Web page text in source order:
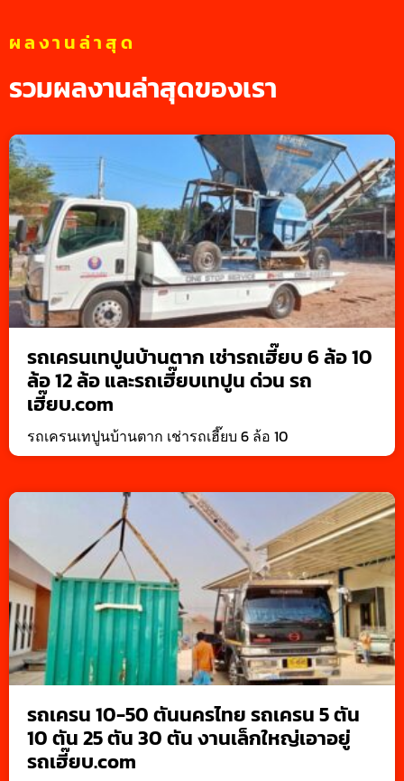
ผลงานล่าสุด
รวมผลงานล่าสุดของเรา
รถเครนเทปูนบ้านตาก เช่ารถเฮี๊ยบ 6 ล้อ 10
ล้อ 12 ล้อ และรถเฮี๊ยบเทปูน ด่วน รถ
เฮี๊ยบ.com
รถเครนเทปูนบ้านตาก เช่ารถเฮี๊ยบ 6 ล้อ 10
รถเครน 10-50 ตันนครไทย รถเครน 5 ตัน
10 ตัน 25 ตัน 30 ตัน งานเล็กใหญ่เอาอยู่
รถเฮี๊ยบ.com